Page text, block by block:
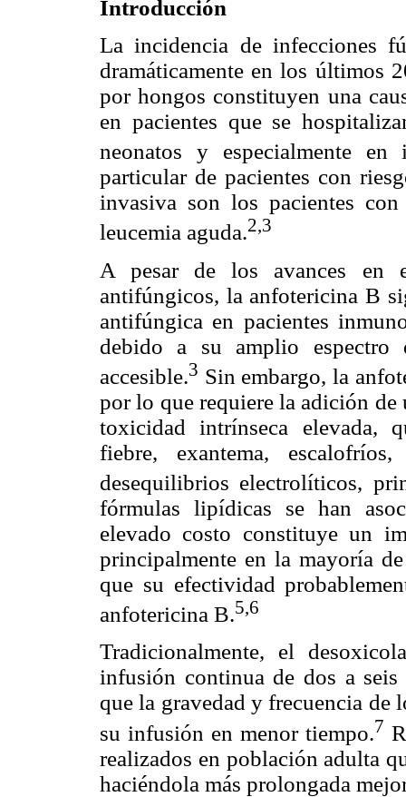
Introducción
La incidencia de infecciones
dramáticamente en los últimos
por hongos constituyen una
en pacientes que se
neonatos y especialmente en
particular de pacientes con
invasiva son los pacientes
leucemia aguda.2,3
A pesar de los avances en
antifúngicos, la anfotericina B
antifúngica en pacientes
debido a su amplio
accesible.3 Sin embargo, la
por lo que requiere la adición de
toxicidad intrínseca elevada,
fiebre, exantema,
desequilibrios electrolíticos,
fórmulas lipídicas se han
elevado costo constituye un
principalmente en la mayoría
que su efectividad
anfotericina B.5,6
Tradicionalmente, el
infusión continua de dos a seis
que la gravedad y frecuencia de
su infusión en menor tiempo.7
realizados en población adulta
haciéndola más prolongada